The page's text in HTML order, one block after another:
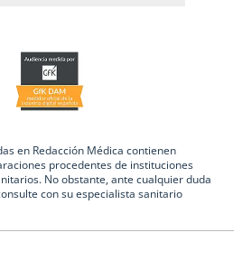
en Redacción Médica contienen
procedentes de instituciones
No obstante, ante cualquier duda
con su especialista sanitario